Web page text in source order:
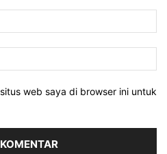
web saya di browser ini untuk